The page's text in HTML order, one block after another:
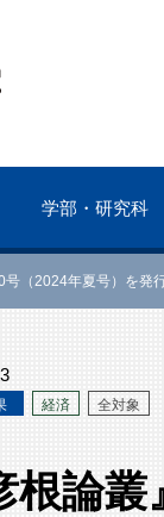
学部・研究科
号（2024年夏号）を発
経済 全対象
根論